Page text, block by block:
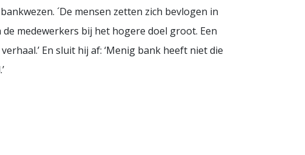
´De mensen zetten zich bevlogen in
medewerkers bij het hogere doel groot. Een
En sluit hij af: ‘Menig bank heeft niet die